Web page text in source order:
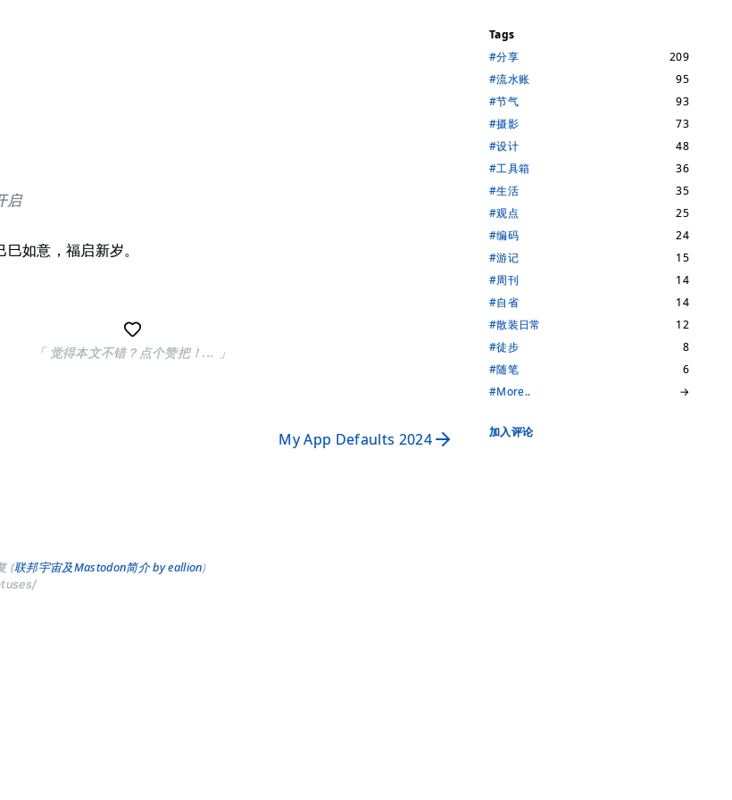
启
如意，福启新岁。
「 觉得本文不错？点个赞把！... 」
My App Defaults 2024
(联邦宇宙及Mastodon简介 by eallion)
Tags
#分享
209
#流水账
95
#节气
93
#摄影
73
#设计
48
#工具箱
36
#生活
35
#观点
25
#编码
24
#游记
15
#周刊
14
#自省
14
#散装日常
12
#徒步
8
#随笔
6
#More..
→
加入评论